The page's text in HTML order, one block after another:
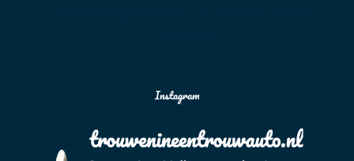
Instagram